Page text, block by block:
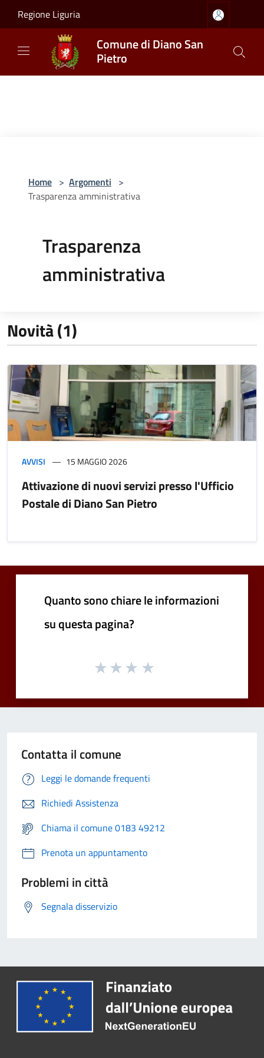
Regione Liguria
Comune di Diano San
Pietro
Home > Argomenti >
Trasparenza amministrativa
Trasparenza
amministrativa
Novità (1)
AVVISI 15 MAGGIO 2026
Attivazione di nuovi servizi presso l'Ufficio
Postale di Diano San Pietro
Quanto sono chiare le informazioni
su questa pagina?
Contatta il comune
Leggi le domande frequenti
Richiedi Assistenza
Chiama il comune 0183 49212
Prenota un appuntamento
Problemi in città
Segnala disservizio